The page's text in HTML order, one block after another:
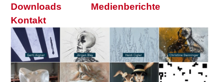
Downloads
Medienberichte
Kontakt